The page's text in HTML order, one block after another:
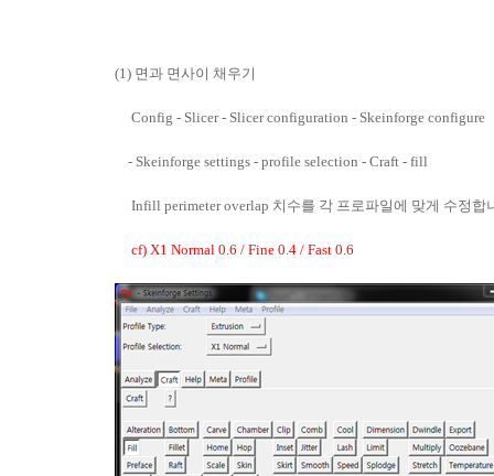
(1) 면과 면사이 채우기
Config - Slicer - Slicer configuration - Skeinforge configure
- Skeinforge settings - profile selection - Craft - fill
Infill perimeter overlap 치수를 각 프로파일에 맞게 수정합
cf) X1 Normal 0.6 / Fine 0.4 / Fast 0.6